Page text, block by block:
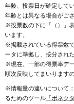
年齢、投票日が確定して
年齢とは異なる場合がご
※投票数の下に「（）」
います。
※掲載されている得票数
ータに準拠し、按分され
※現在、一部の得票率デ
順次反映してまいります
※情報量の違いについて
るためのツール 「ボネクタ